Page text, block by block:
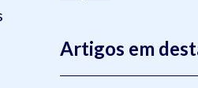
Artigos em